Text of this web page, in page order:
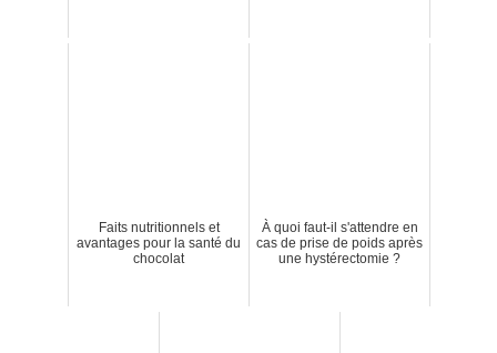
Faits nutritionnels et
avantages pour la santé du
chocolat
À quoi faut-il s'attendre en
cas de prise de poids après
une hystérectomie ?